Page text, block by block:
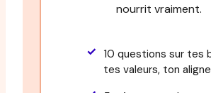
nourrit vraiment.
10 questions sur tes
tes valeurs, ton